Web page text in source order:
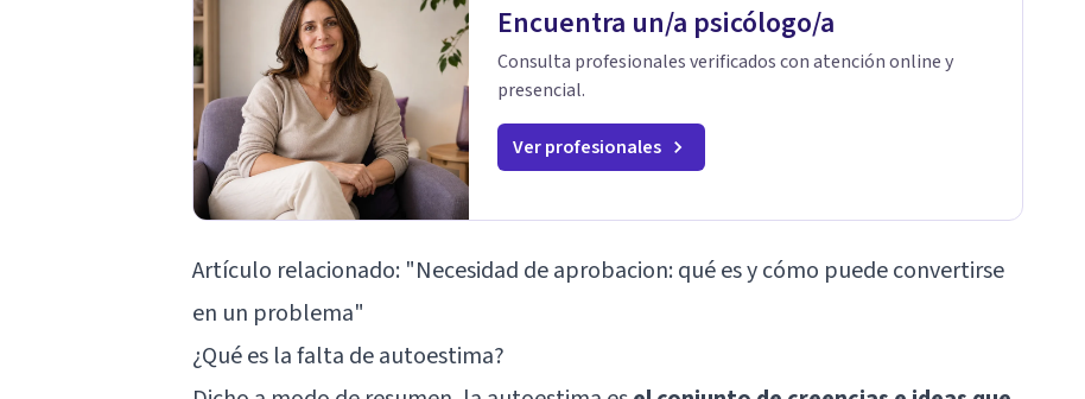
Encuentra un/a psicólogo/a
Consulta profesionales verificados con atención online y
presencial.
Ver profesionales
Artículo relacionado: "Necesidad de aprobacion: qué es y cómo puede convertirse
en un problema"
¿Qué es la falta de autoestima?